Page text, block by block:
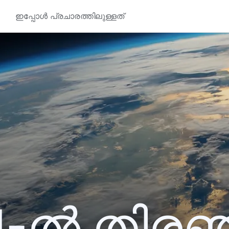
ഇപ്പോൾ പ്രചാരത്തിലുള്ളത്